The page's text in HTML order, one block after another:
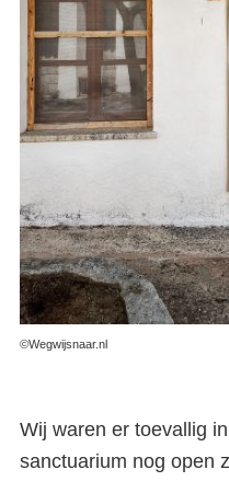
©Wegwijsnaar.nl
Wij waren er toevallig
sanctuarium nog open